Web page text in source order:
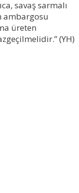
savaş sarmalı
ambargosu
üreten
(YH)